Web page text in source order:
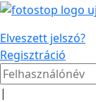
Elveszett jelszó?
Regisztráció
|